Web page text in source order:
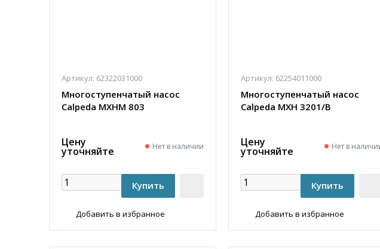
Артикул: 62322031000
Многоступенчатый насос
Calpeda MXHM 803
Цену
уточняйте Нет в наличии
Добавить в избранное
Артикул: 62254011000
Многоступенчатый насос
Calpeda MXH 3201/B
Цену
уточняйте Нет в
Добавить в избранное